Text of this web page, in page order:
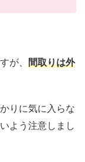
が、 間取りは外
りに気に入らな
よう注意しまし